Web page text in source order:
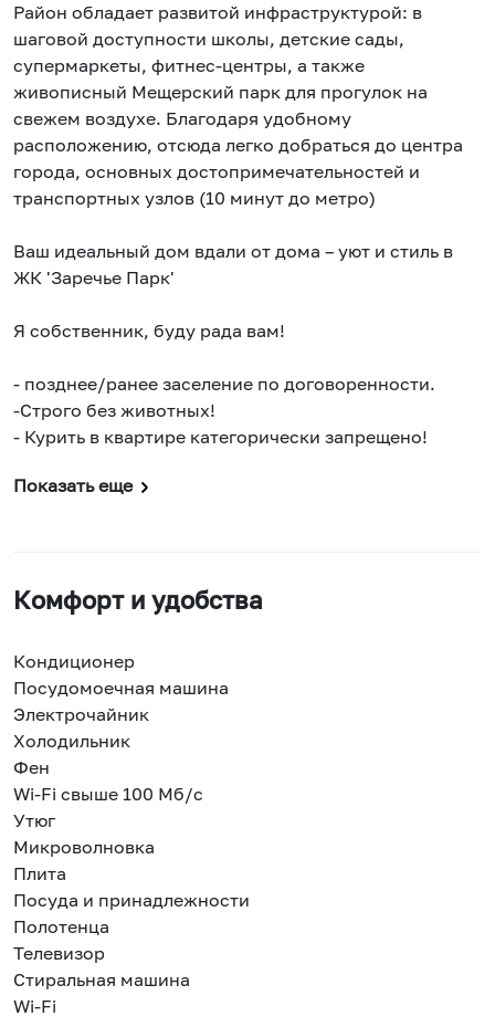
Район обладает развитой инфраструктурой: в
шаговой доступности школы, детские сады,
супермаркеты, фитнес-центры, а также
живописный Мещерский парк для прогулок на
свежем воздухе. Благодаря удобному
расположению, отсюда легко добраться до центра
города, основных достопримечательностей и
транспортных узлов (10 минут до метро)
Ваш идеальный дом вдали от дома – уют и стиль в
ЖК 'Заречье Парк'
Я собственник, буду рада вам!
- позднее/ранее заселение по договоренности.
-Строго без животных!
- Курить в квартире категорически запрещено!
Показать еще
Комфорт и удобства
Кондиционер
Посудомоечная машина
Электрочайник
Холодильник
Фен
Wi-Fi свыше 100 Мб/с
Утюг
Микроволновка
Плита
Посуда и принадлежности
Полотенца
Телевизор
Стиральная машина
Wi-Fi